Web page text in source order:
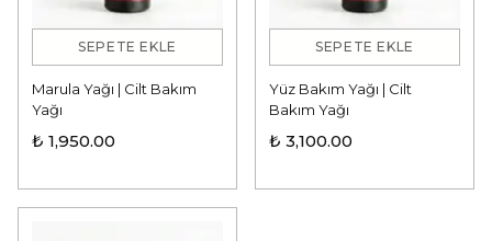
SEPETE EKLE
Marula Yağı | Cilt Bakım
Yağı
₺ 1,950.00
SEPETE EKLE
Yüz Bakım Yağı | Cilt
Bakım Yağı
₺ 3,100.00